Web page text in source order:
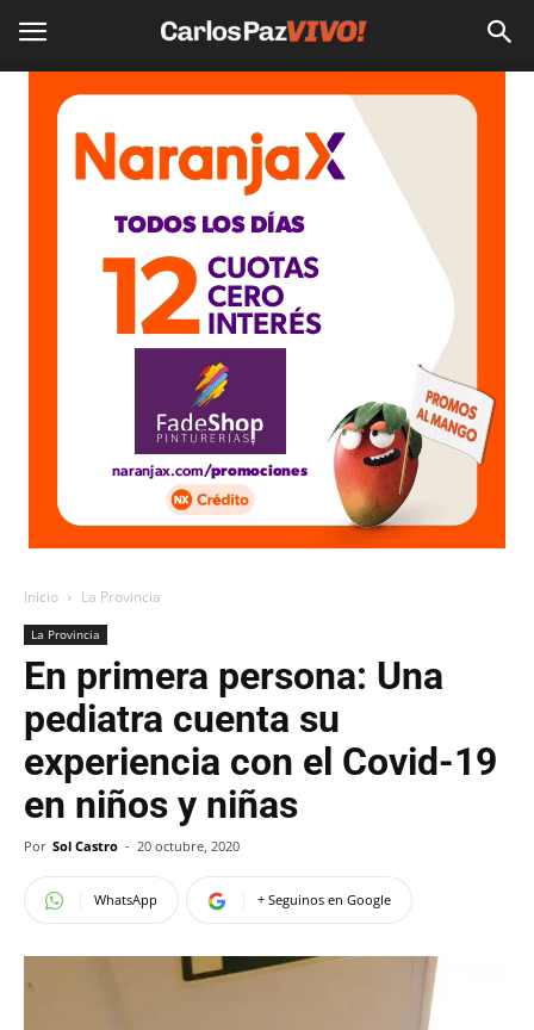
Inicio La Provincia
La Provincia
En primera persona: Una
pediatra cuenta su
experiencia con el Covid-19
en niños y niñas
Por Sol Castro - 20 octubre, 2020
WhatsApp + Seguinos en Google